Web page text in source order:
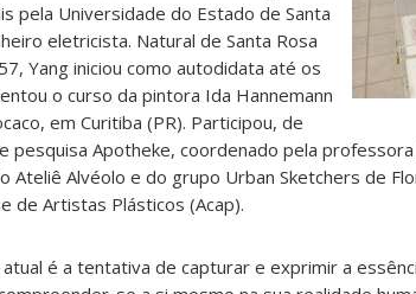
pela Universidade do Estado de Santa
eletricista. Natural de Santa Rosa
Yang iniciou como autodidata até os
o curso da pintora Ida Hannemann
em Curitiba (PR). Participou, de
pesquisa Apotheke, coordenado pela
Ateliê Alvéolo e do grupo Urban Sketchers de
de Artistas Plásticos (Acap).
é a tentativa de capturar e exprimir a